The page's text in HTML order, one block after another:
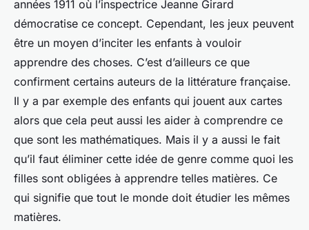
années 1911 où l’inspectrice Jeanne Girard
démocratise ce concept. Cependant, les jeux peuvent
être un moyen d’inciter les enfants à vouloir
apprendre des choses. C’est d’ailleurs ce que
confirment certains auteurs de la littérature française.
Il y a par exemple des enfants qui jouent aux cartes
alors que cela peut aussi les aider à comprendre ce
que sont les mathématiques. Mais il y a aussi le fait
qu’il faut éliminer cette idée de genre comme quoi les
filles sont obligées à apprendre telles matières. Ce
qui signifie que tout le monde doit étudier les mêmes
matières.